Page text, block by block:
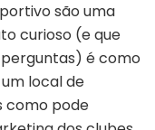
são uma
curioso (e que
é como
local de
como pode